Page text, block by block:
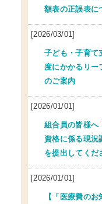
額表の正誤表に
[2026/03/01]
子ども・子育て
度にかかるリー
のご案内
[2026/01/01]
組合員の皆様へ
資格に係る現況
を提出してくだ
[2026/01/01]
【「医療費のお